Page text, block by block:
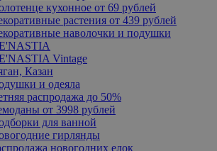
кухонное от 69 рублей
растения от 439 рублей
наволочки и подушки
Vintage
Казан
и одеяла
распродажа до 50%
от 3998 рублей
для ванной
гирлянды
новогодних елок